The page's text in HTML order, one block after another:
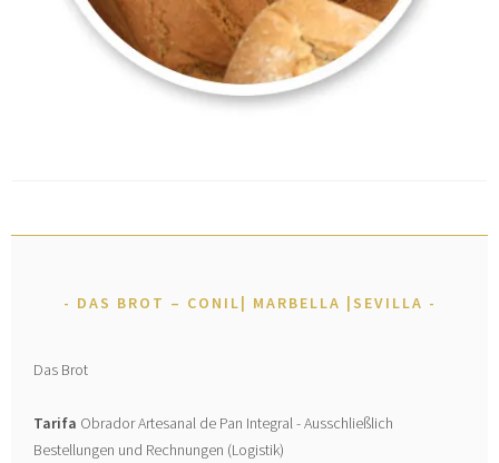
DAS BROT – CONIL| MARBELLA |SEVILLA
Das Brot
Tarifa Obrador Artesanal de Pan Integral - Ausschließlich
Bestellungen und Rechnungen (Logistik)